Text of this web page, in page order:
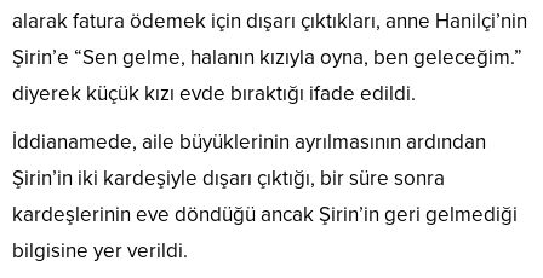
alarak fatura ödemek için dışarı çıktıkları, anne Hanilçi’nin
Şirin’e “Sen gelme, halanın kızıyla oyna, ben geleceğim.”
diyerek küçük kızı evde bıraktığı ifade edildi.
İddianamede, aile büyüklerinin ayrılmasının ardından
Şirin’in iki kardeşiyle dışarı çıktığı, bir süre sonra
kardeşlerinin eve döndüğü ancak Şirin’in geri gelmediği
bilgisine yer verildi.